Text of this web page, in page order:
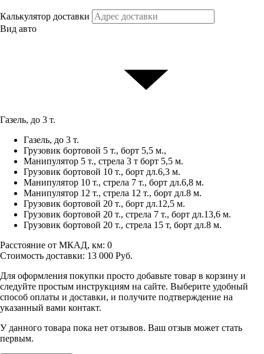
Калькулятор доставки
Вид авто
Газель, до 3 т.
Газель, до 3 т.
Грузовик бортовой 5 т., борт 5,5 м.,
Манипулятор 5 т., стрела 3 т борт 5,5 м.
Грузовик бортовой 10 т., борт дл.6,3 м.
Манипулятор 10 т., стрела 7 т., борт дл.6,8 м.
Манипулятор 12 т., стрела 12 т., борт дл.8 м.
Грузовик бортовой 20 т., борт дл.12,5 м.
Грузовик бортовой 20 т., стрела 7 т., борт дл.13,6 м.
Грузовик бортовой 20 т., стрела 15 т, борт дл.8 м.
Расстояние от МКАД, км: 0
Стоимость доставки: 13 000 Руб.
Для оформления покупки просто добавьте товар в корзину и
следуйте простым инструкциям на сайте. Выберите удобный
способ оплаты и доставки, и получите подтверждение на
указанный вами контакт.
У данного товара пока нет отзывов. Ваш отзыв может стать
первым.